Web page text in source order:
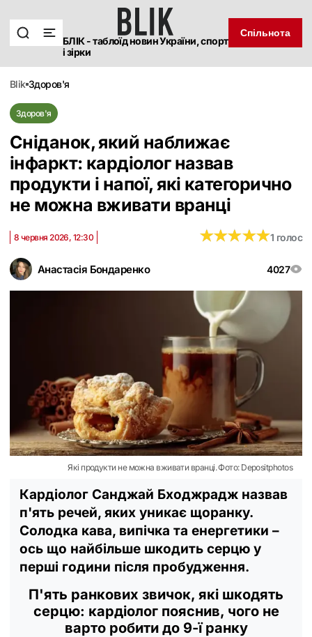
БЛІК - таблоїд новин України, спорт
і зірки
Спільнота
blik здоров'я
Здоров'я
Сніданок, який наближає
інфаркт: кардіолог назвав
продукти і напої, які категорично
не можна вживати вранці
Анастасія Бондаренко 4027
8 червня 2026, 12:30 ★★★★★
★★★★★1 голос
Які продукти не можна вживати вранці. Фото: Depositphotos
Кардіолог Санджай Бходжрадж назвав
п'ять речей, яких уникає щоранку.
Солодка кава, випічка та енергетики –
ось що найбільше шкодить серцю у
перші години після пробудження.
П'ять ранкових звичок, які шкодять
серцю: кардіолог пояснив, чого не
варто робити до 9-ї ранку